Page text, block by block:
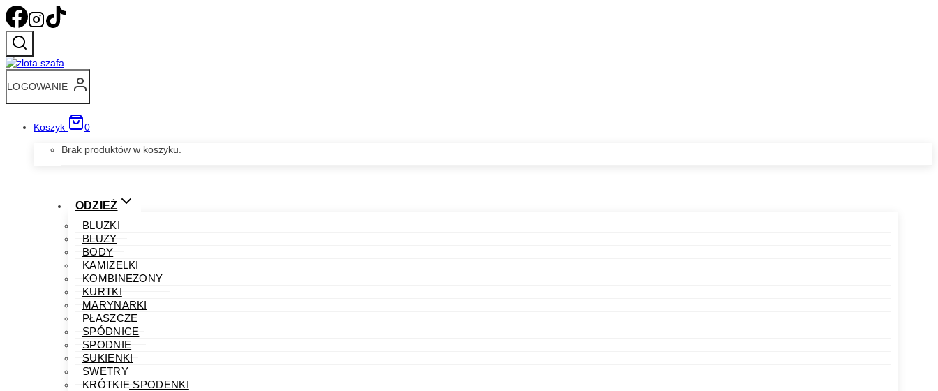
Przejdź
do
treści
LOGOWANIE
Koszyk
0
Brak produktów w koszyku.
ODZIEŻ
BLUZKI
BLUZY
BODY
KAMIZELKI
KOMBINEZONY
KURTKI
MARYNARKI
PŁASZCZE
SPÓDNICE
SPODNIE
SUKIENKI
SWETRY
KRÓTKIE SPODENKI